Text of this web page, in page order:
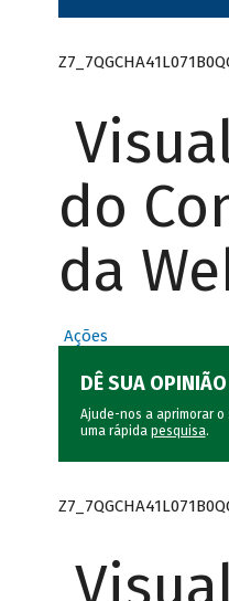
do
da
Ações
DÊ SUA OPINIÃO
Ajude-nos a aprimorar o
uma rápida pesquisa.